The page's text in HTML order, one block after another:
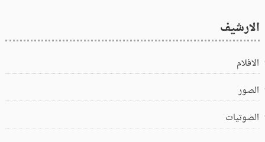
الارشيف
الافلام
الصور
الصوتيات